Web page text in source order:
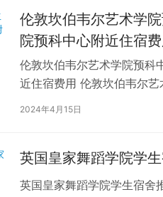
伦敦坎伯韦尔艺术学
院预科中心附近住宿
伦敦坎伯韦尔艺术学院预科
近住宿费用 伦敦坎伯韦尔
2024年4月15日
英国皇家舞蹈学院学
英国皇家舞蹈学院学生宿舍